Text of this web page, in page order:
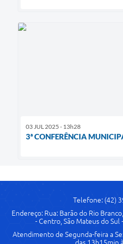
03 JUL 2025 - 13h28
3ª CONFERÊNCIA
Telefone: (42)
Endereço: Rua: Barão do Rio
- Centro, São Mateus do Sul
Atendimento de Segunda-feira a